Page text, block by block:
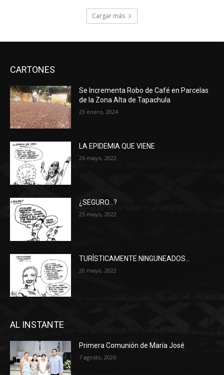
Cargar más
CARTONES
Se Incrementa Robo de Café en Parcelas
de la Zona Alta de Tapachula
23 enero, 2024
LA EPIDEMIA QUE VIENE
26 mayo, 2022
¿SEGURO…?
25 mayo, 2022
TURÍSTICAMENTE NINGUNEADOS…
20 mayo, 2022
AL INSTANTE
Primera Comunión de María José
7 agosto, 2026